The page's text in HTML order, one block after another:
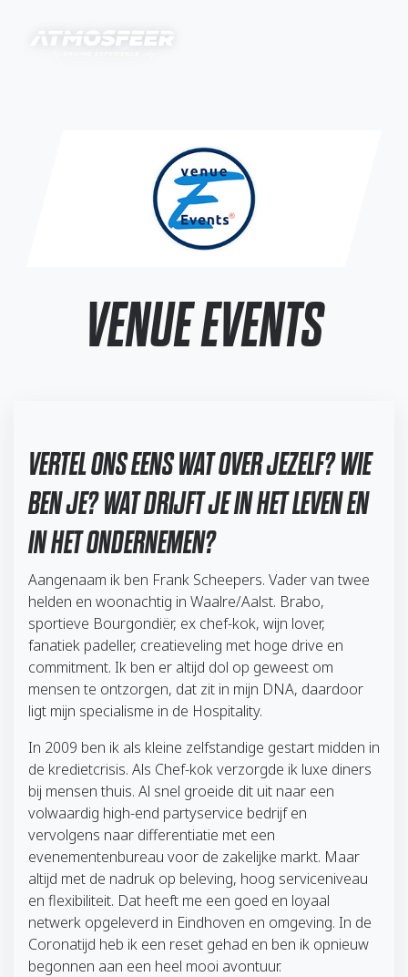
VENUE EVENTS
VERTEL ONS EENS WAT OVER JEZELF? WIE
BEN JE? WAT DRIJFT JE IN HET LEVEN EN
IN HET ONDERNEMEN?
Aangenaam ik ben Frank Scheepers. Vader van twee
helden en woonachtig in Waalre/Aalst. Brabo,
sportieve Bourgondiër, ex chef-kok, wijn lover,
fanatiek padeller, creatieveling met hoge drive en
commitment. Ik ben er altijd dol op geweest om
mensen te ontzorgen, dat zit in mijn DNA, daardoor
ligt mijn specialisme in de Hospitality.
In 2009 ben ik als kleine zelfstandige gestart midden in
de kredietcrisis. Als Chef-kok verzorgde ik luxe diners
bij mensen thuis. Al snel groeide dit uit naar een
volwaardig high-end partyservice bedrijf en
vervolgens naar differentiatie met een
evenementenbureau voor de zakelijke markt. Maar
altijd met de nadruk op beleving, hoog serviceniveau
en flexibiliteit. Dat heeft me een goed en loyaal
netwerk opgeleverd in Eindhoven en omgeving. In de
Coronatijd heb ik een reset gehad en ben ik opnieuw
begonnen aan een heel mooi avontuur.